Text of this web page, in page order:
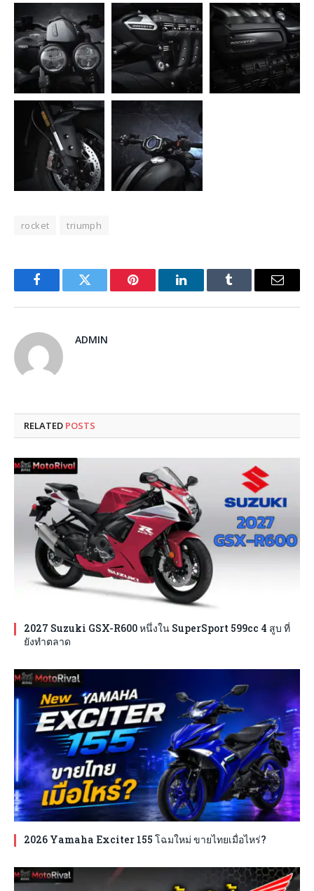
rocket triumph
FacebookTwitter Pinterest LinkedInTumblr Email
ADMIN
RELATED POSTS
2027 Suzuki GSX-R600 หนึ่งใน SuperSport 599cc 4 สูบ ที่
ยังทำตลาด
2026 Yamaha Exciter 155 โฉมใหม่ ขายไทยเมื่อไหร่?